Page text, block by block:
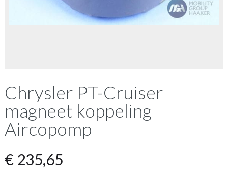
Chrysler PT-Cruiser
magneet koppeling
Aircopomp
€235,65